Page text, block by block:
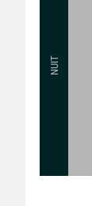
NUIT